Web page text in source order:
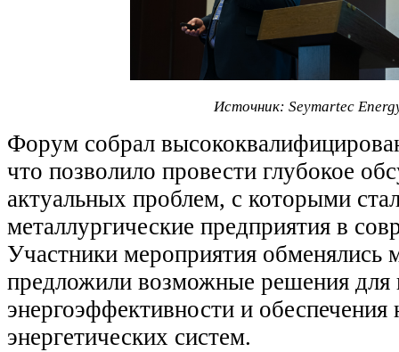
Источник: Seymartec
Форум собрал
что позволило провести глубокое
актуальных проблем, с которыми
металлургические предприятия в
Участники мероприятия обменялись
предложили возможные решения
энергоэффективности и обеспечения
энергетических систем.